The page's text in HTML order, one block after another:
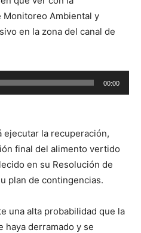
Monitoreo Ambiental y
en la zona del canal de
00:00
ejecutar la recuperación,
final del alimento vertido
en su Resolución de
plan de contingencias.
una alta probabilidad que la
haya derramado y se